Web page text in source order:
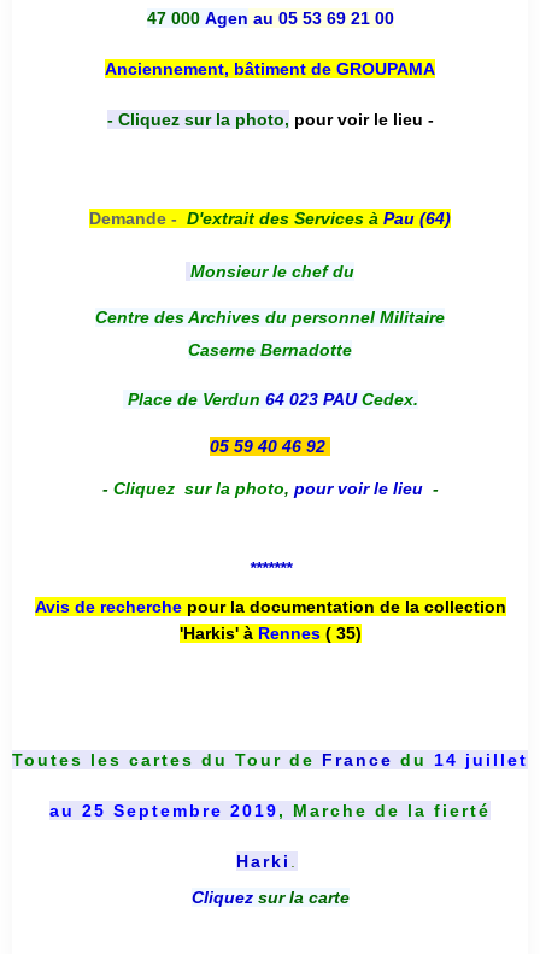
47 000 Agen au 05 53 69 21 00
Anciennement, bâtiment de GROUPAMA
- Cliquez sur la photo, pour voir le lieu -
Demande - D'extrait des Services à Pau (64)
Monsieur le chef du
Centre des Archives du personnel Militaire
Caserne Bernadotte
Place de Verdun 64 023 PAUCedex.
05 59 40 46 92
- Cliquez sur la photo, pour voir le lieu -
*******
Avis de recherche pour la documentation de la collection
'Harkis' à Rennes( 35)
Toutes les cartes du Tour de France du 14 juillet
au 25 Septembre 2019, Marche de la fierté
Harki
Cliquez sur la carte